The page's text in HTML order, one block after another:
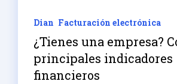
Dian Facturación electrónica
¿Tienes una empresa?
principales indicadores
financieros